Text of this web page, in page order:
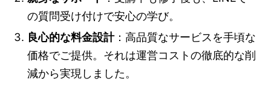
の質問受け付けで安心の学び。
良心的な料金設計：高品質なサービスを手頃な
価格でご提供。それは運営コストの徹底的な削
減から実現しました。